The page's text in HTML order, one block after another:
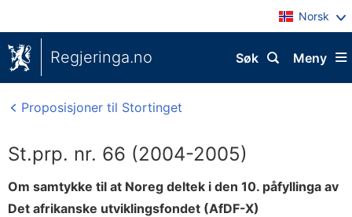
Norsk
Regjeringa.no Meny
Søk
Proposisjoner til Stortinget
St.prp. nr. 66 (2004-2005)
Om samtykke til at Noreg deltek i den 10. påfyllinga av
Det afrikanske utviklingsfondet (AfDF-X)